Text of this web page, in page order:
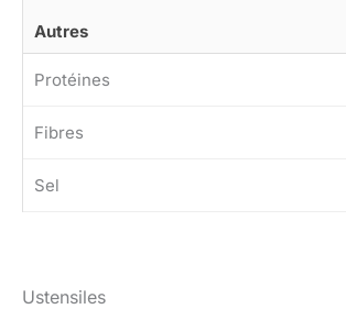
Autres
Protéines
Fibres
Sel
Ustensiles